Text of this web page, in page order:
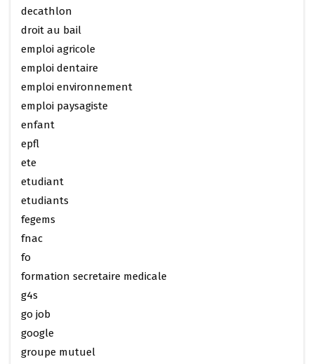
decathlon
droit au bail
emploi agricole
emploi dentaire
emploi environnement
emploi paysagiste
enfant
epfl
ete
etudiant
etudiants
fegems
fnac
fo
formation secretaire medicale
g4s
go job
google
groupe mutuel